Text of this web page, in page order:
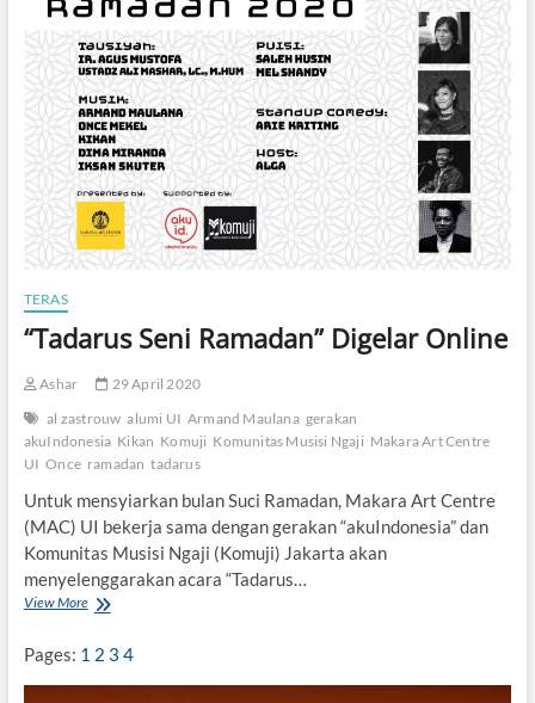
g
M
a
u
K
h
a
t
a
m
Q
n
TERAS
“Tadarus Seni Ramadan” Digelar Online
Ashar
29 April 2020
al zastrouw alumi UI Armand Maulana gerakan
akuIndonesia Kikan Komuji Komunitas Musisi Ngaji Makara Art Centre
UI Once ramadan tadarus
Untuk mensyiarkan bulan Suci Ramadan, Makara Art Centre
(MAC) UI bekerja sama dengan gerakan “akuIndonesia” dan
Komunitas Musisi Ngaji (Komuji) Jakarta akan
menyelenggarakan acara “Tadarus…
View More“
d
a
Pages: 1 2 3 4